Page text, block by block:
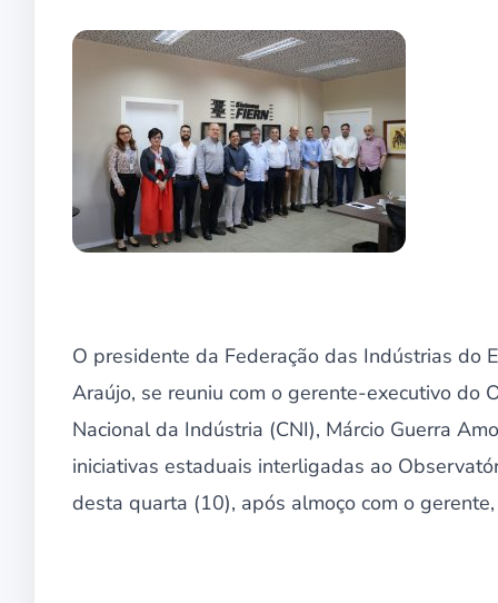
O presidente da Federação das Indústrias do
Araújo, se reuniu com o gerente-executivo do
Nacional da Indústria (CNI), Márcio Guerra
iniciativas estaduais interligadas ao
desta quarta (10), após almoço com o